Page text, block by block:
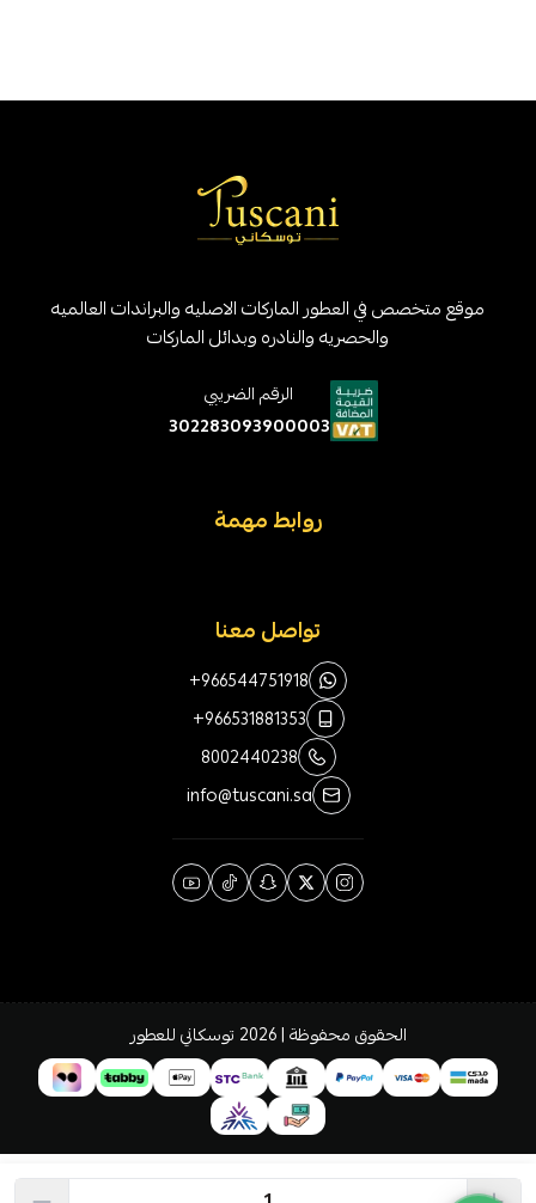
موقع متخصص في العطور الماركات الاصليه والبراندات العالميه
والحصريه والنادره وبدائل الماركات
الرقم الضريبي
302283093900003
روابط مهمة
تواصل معنا
+966544751918
+966531881353
8002440238
info@tuscani.sa
الحقوق محفوظة | 2026 توسكاني للعطور